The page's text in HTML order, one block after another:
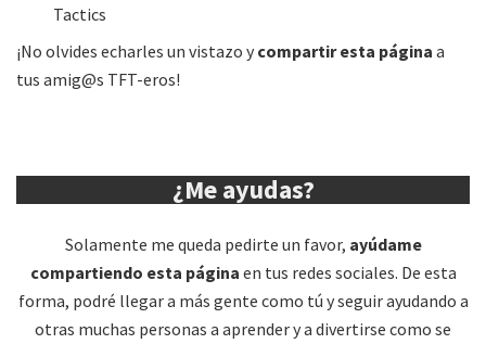
Tactics
¡No olvides echarles un vistazo y compartir esta página a
tus amig@s TFT-eros!
¿Me ayudas?
Solamente me queda pedirte un favor, ayúdame
compartiendo esta página en tus redes sociales. De esta
forma, podré llegar a más gente como tú y seguir ayudando a
otras muchas personas a aprender y a divertirse como se